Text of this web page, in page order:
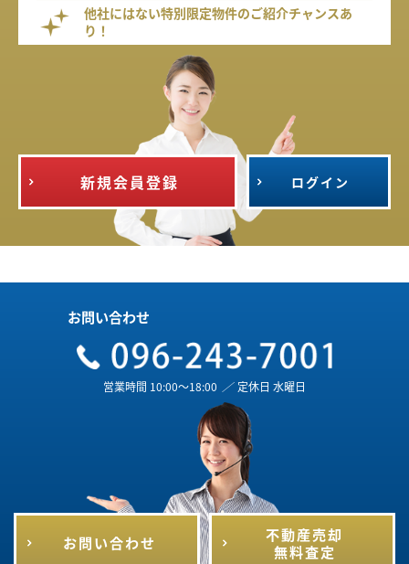
他社にはない特別限定物件のご紹介チャンスあ
り！
新規会員登録 ログイン
お問い合わせ
営業時間 10:00～18:00 ／ 定休日 水曜日
お問い合わせ
不動産売却
無料査定